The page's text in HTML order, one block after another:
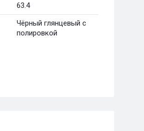
63.4
Чёрный глянцевый с
полировкой